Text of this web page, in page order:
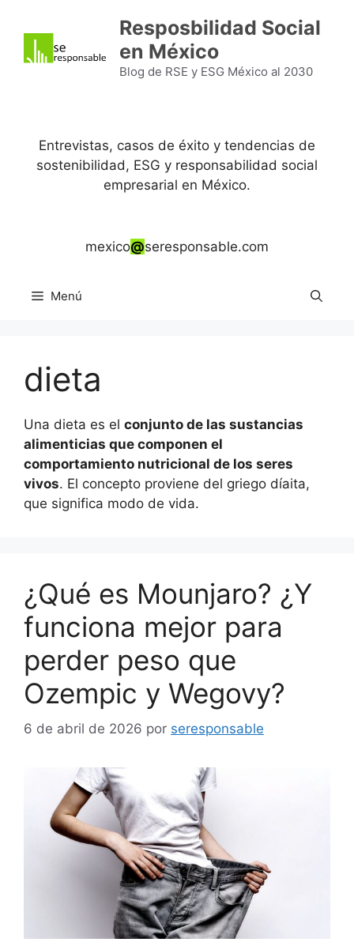
contenido
Resposbilidad Social
en México
Blog de RSE y ESG México al 2030
Entrevistas, casos de éxito y tendencias de
sostenibilidad, ESG y responsabilidad social
empresarial en México.
mexico@seresponsable.com
Menú
dieta
Una dieta es el conjunto de las sustancias
alimenticias que componen el
comportamiento nutricional de los seres
vivos. El concepto proviene del griego díaita,
que significa modo de vida.
¿Qué es Mounjaro? ¿Y
funciona mejor para
perder peso que
Ozempic y Wegovy?
6 de abril de 2026 por seresponsable